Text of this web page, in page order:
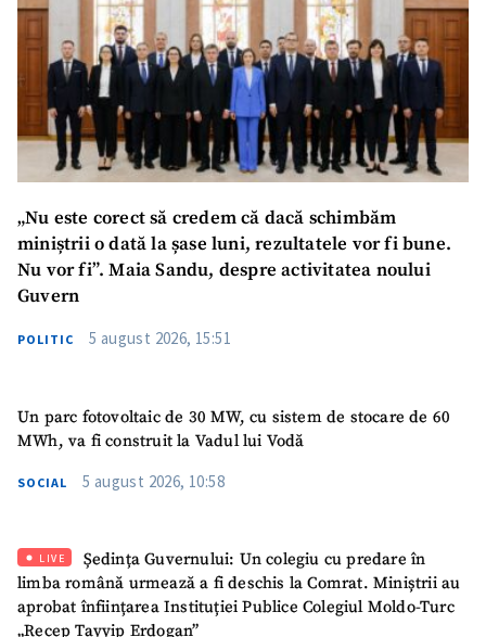
„Nu este corect să credem că dacă schimbăm
miniștrii o dată la șase luni, rezultatele vor fi bune.
Nu vor fi”. Maia Sandu, despre activitatea noului
Guvern
POLITIC 5 august 2026, 15:51
Un parc fotovoltaic de 30 MW, cu sistem de stocare de 60
MWh, va fi construit la Vadul lui Vodă
SOCIAL 5 august 2026, 10:58
LIVE
Ședința Guvernului: Un colegiu cu predare în
limba română urmează a fi deschis la Comrat. Miniștrii au
aprobat înființarea Instituției Publice Colegiul Moldo-Turc
„Recep Tayyip Erdogan”